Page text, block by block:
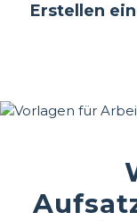
Erstellen